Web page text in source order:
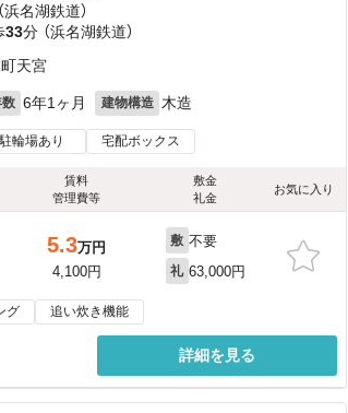
浜名湖鉄道）
33分 （浜名湖鉄道）
天宮
6年1ヶ月 建物構造 木造
駐輪場あり 宅配ボックス
賃料
管理費等
敷金
礼金
お気に入り
5.3万円
4,100円
敷 不要
礼 63,000円
グ 追い炊き機能
詳細を見る